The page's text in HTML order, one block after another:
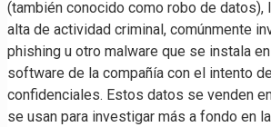
(también conocido como robo de datos),
alta de actividad criminal, comúnmente
phishing u otro malware que se instala
software de la compañía con el intento
confidenciales. Estos datos se venden
se usan para investigar más a fondo en